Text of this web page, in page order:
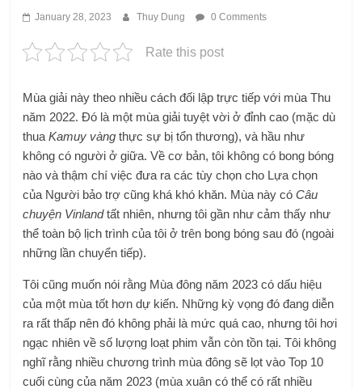
January 28, 2023 Thuy Dung 0 Comments
Rate this post
Mùa giải này theo nhiều cách đối lập trực tiếp với mùa Thu
năm 2022. Đó là một mùa giải tuyệt vời ở đỉnh cao (mặc dù
thuaKamuy vàng thực sự bị tổn thương), và hầu như
không có người ở giữa. Về cơ bản, tôi không có bong bóng
nào và thậm chí việc đưa ra các tùy chọn cho Lựa chọn
của Người bảo trợ cũng khá khó khăn. Mùa này cóCâu
chuyện Vinlandtất nhiên, nhưng tôi gần như cảm thấy như
thể toàn bộ lịch trình của tôi ở trên bong bóng sau đó (ngoài
những lần chuyển tiếp).
Tôi cũng muốn nói rằng Mùa đông năm 2023 có dấu hiệu
của một mùa tốt hơn dự kiến. Những kỳ vọng đó đang diễn
ra rất thấp nên đó không phải là mức quá cao, nhưng tôi hơi
ngạc nhiên về số lượng loạt phim vẫn còn tồn tại. Tôi không
nghĩ rằng nhiều chương trình mùa đông sẽ lọt vào Top 10
cuối cùng của năm 2023 (mùa xuân có thể có rất nhiều